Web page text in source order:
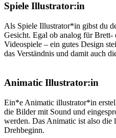
Spiele Illustrator:in
Als Spiele Illustrator*in gibst du
Gesicht. Egal ob analog für
Videospiele – ein gutes Design
das Verständnis und damit auch
Animatic Illustrator:in
Ein*e Animatic illustrator*in
die Bilder mit Sound und
werden. Das Animatic ist also die
Drehbeginn.